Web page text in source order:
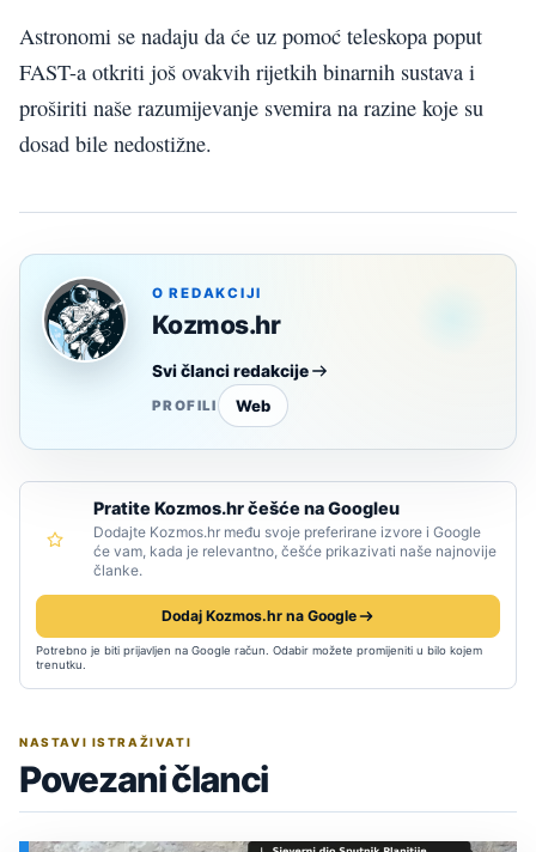
Astronomi se nadaju da će uz pomoć teleskopa poput
FAST-a otkriti još ovakvih rijetkih binarnih sustava i
proširiti naše razumijevanje svemira na razine koje su
dosad bile nedostižne.
O REDAKCIJI
Kozmos.hr
Svi članci redakcije
PROFILI Web
Pratite Kozmos.hr češće na Googleu
Dodajte Kozmos.hr među svoje preferirane izvore i Google
će vam, kada je relevantno, češće prikazivati naše najnovije
članke.
Dodaj Kozmos.hr na Google
Potrebno je biti prijavljen na Google račun. Odabir možete promijeniti u bilo kojem
trenutku.
NASTAVI ISTRAŽIVATI
Povezani članci